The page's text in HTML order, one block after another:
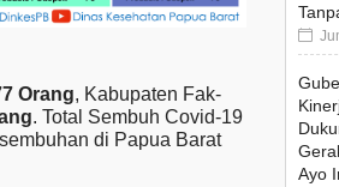
Orang, Kabupaten Fak-
. Total Sembuh Covid-19
di Papua Barat
Ayo